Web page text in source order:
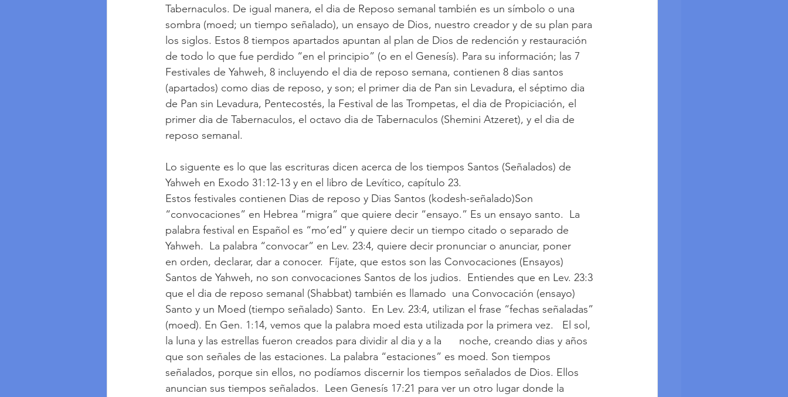
Tabernaculos. De igual manera, el dia de Reposo semanal también es un símbolo o una
sombra (moed; un tiempo señalado), un ensayo de Dios, nuestro creador y de su plan para
los siglos. Estos 8 tiempos apartados apuntan al plan de Dios de redención y restauración
de todo lo que fue perdido “en el principio” (o en el Genesís). Para su información; las 7
Festivales de Yahweh, 8 incluyendo el dia de reposo semana, contienen 8 dias santos
(apartados) como dias de reposo, y son; el primer dia de Pan sin Levadura, el séptimo dia
de Pan sin Levadura, Pentecostés, la Festival de las Trompetas, el dia de Propiciación, el
primer dia de Tabernaculos, el octavo dia de Tabernaculos (Shemini Atzeret), y el dia de
reposo semanal.
Lo siguente es lo que las escrituras dicen acerca de los tiempos Santos (Señalados) de
Yahweh en Exodo 31:12-13 y en el libro de Levítico, capítulo 23.
Estos festivales contienen Dias de reposo y Dias Santos (kodesh-señalado)Son
“convocaciones” en Hebrea “migra” que quiere decir “ensayo.” Es un ensayo santo.  La
palabra festival en Español es “mo’ed” y quiere decir un tiempo citado o separado de
Yahweh.  La palabra “convocar” en Lev. 23:4, quiere decir pronunciar o anunciar, poner
en orden, declarar, dar a conocer.  Fíjate, que estos son las Convocaciones (Ensayos)
Santos de Yahweh, no son convocaciones Santos de los judios.  Entiendes que en Lev. 23:3
que el dia de reposo semanal (Shabbat) también es llamado  una Convocación (ensayo)
Santo y un Moed (tiempo señalado) Santo.  En Lev. 23:4, utilizan el frase “fechas señaladas”
(moed). En Gen. 1:14, vemos que la palabra moed esta utilizada por la primera vez.   El sol,
la luna y las estrellas fueron creados para dividir al dia y a la      noche, creando dias y años
que son señales de las estaciones. La palabra “estaciones” es moed. Son tiempos
señalados, porque sin ellos, no podíamos discernir los tiempos señalados de Dios. Ellos
anuncian sus tiempos señalados.  Leen Genesís 17:21 para ver un otro lugar donde la